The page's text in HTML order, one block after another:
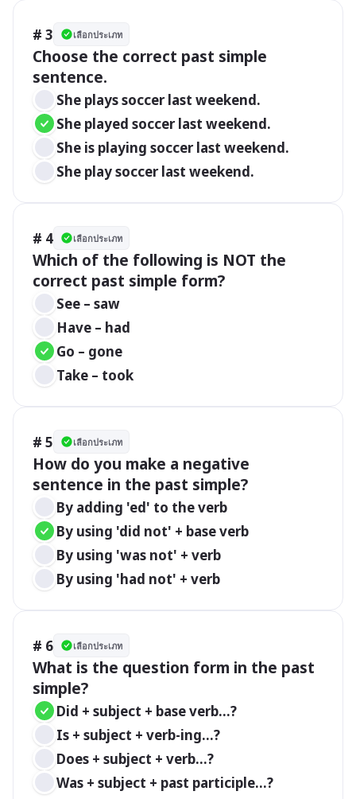
# 3 เลือกประเภท
Choose the correct past simple
sentence.
She plays soccer last weekend.
She played soccer last weekend.
She is playing soccer last weekend.
She play soccer last weekend.
# 4 เลือกประเภท
Which of the following is NOT the
correct past simple form?
See – saw
Have – had
Go – gone
Take – took
# 5 เลือกประเภท
How do you make a negative
sentence in the past simple?
By adding 'ed' to the verb
By using 'did not' + base verb
By using 'was not' + verb
By using 'had not' + verb
# 6 เลือกประเภท
What is the question form in the past
simple?
Did + subject + base verb...?
Is + subject + verb-ing...?
Does + subject + verb...?
Was + subject + past participle...?